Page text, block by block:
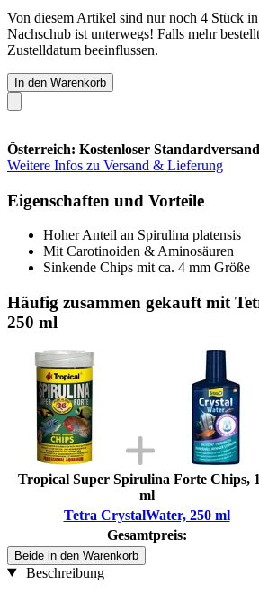
Von diesem Artikel sind nur noch 4 Stück
Nachschub ist unterwegs! Falls mehr
Zustelldatum beeinflussen.
In den Warenkorb
Österreich: Kostenloser Standardversand
Weitere Infos zu Versand & Lieferung
Eigenschaften und Vorteile
Hoher Anteil an Spirulina platensis
Mit Carotinoiden & Aminosäuren
Sinkende Chips mit ca. 4 mm Größe
Häufig zusammen gekauft mit
250 ml
Tropical Super Spirulina Forte Chips,
ml
Tetra CrystalWater, 250 ml
Gesamtpreis:
Beide in den Warenkorb
Beschreibung